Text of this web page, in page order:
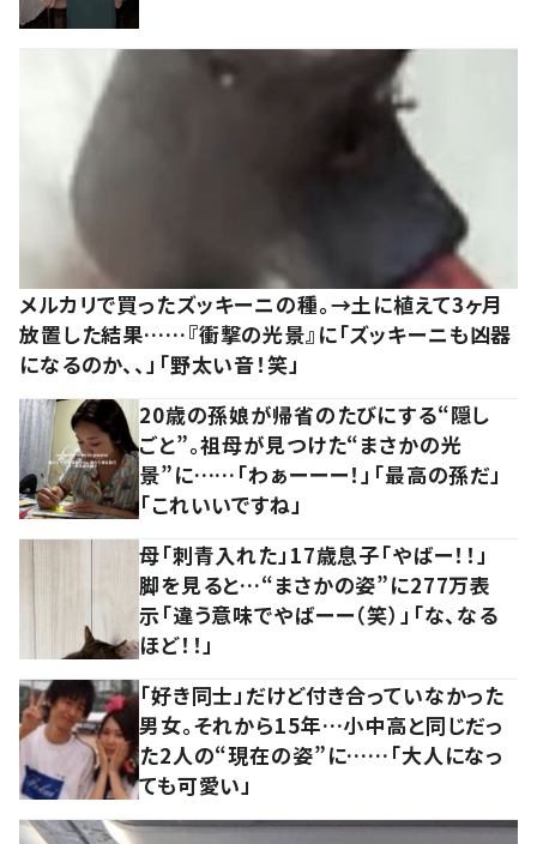
メルカリで買ったズッキーニの種。→土に植えて3ヶ月
放置した結果……『衝撃の光景』に「ズッキーニも凶器
になるのか、、」「野太い音！笑」
20歳の孫娘が帰省のたびにする“隠し
ごと”。祖母が見つけた“まさかの光
景”に……「わぁーーー！」「最高の孫だ」
「これいいですね」
母「刺青入れた」17歳息子「やばー！！」
脚を見ると…“まさかの姿”に277万表
示「違う意味でやばーー（笑）」「な、なる
ほど！！」
「好き同士」だけど付き合っていなかった
男女。それから15年…小中高と同じだっ
た2人の“現在の姿”に……「大人になっ
ても可愛い」